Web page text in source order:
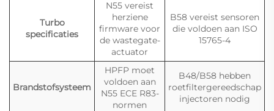
Turbo
specificaties
N55 vereist
herziene
firmware voor
de wastegate-
actuator
B58 vereist sensoren
die voldoen aan ISO
15765-4
Brandstofsysteem
HPFP moet
voldoen aan
N55 ECE R83-
normen
B48/B58 hebben
roetfiltergereedschap
injectoren nodig